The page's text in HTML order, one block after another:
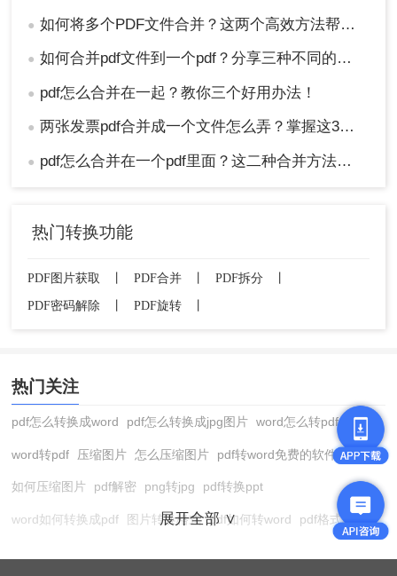
● 如何将多个PDF文件合并？这两个高效方法帮你解决！
● 如何合并pdf文件到一个pdf？分享三种不同的方法来帮助您轻松合并！
● pdf怎么合并在一起？教你三个好用办法！
● 两张发票pdf合并成一个文件怎么弄？掌握这3种方法轻松合并！
● pdf怎么合并在一个pdf里面？这二种合并方法了解下！
热门转换功能
PDF图片获取 丨 PDF合并 丨 PDF拆分
丨
PDF密码解除
丨 PDF旋转 丨
热门关注
pdf怎么转换成word pdf怎么转换成jpg图片 word怎么转pdf
word转pdf 压缩图片 怎么压缩图片 pdf转word免费的软件
如何压缩图片 pdf解密 png转jpg pdf转换ppt
word如何转换成pdf 图片转换格式 pdf如何转word pdf格式转换
展开全部 ∨